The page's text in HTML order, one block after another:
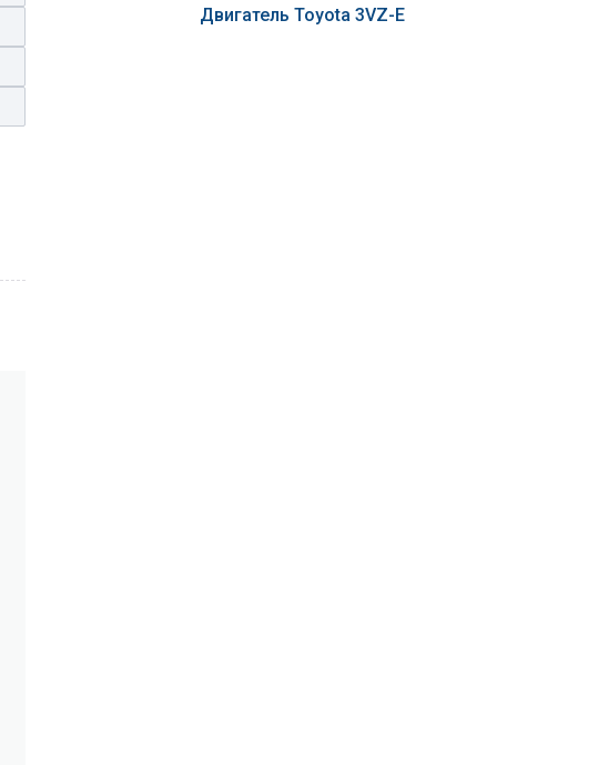
Двигатель Toyota 3VZ-E